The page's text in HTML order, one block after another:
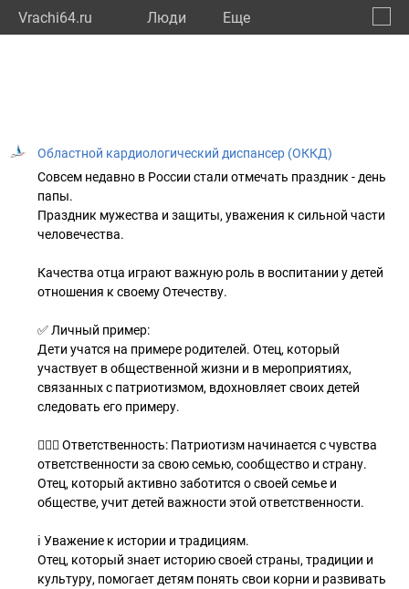
Vrachi64.ru Люди Eще
Областной кардиологический диспансер (ОККД)
Совсем недавно в России стали отмечать праздник - день
папы.
Праздник мужества и защиты, уважения к сильной части
человечества.
Качества отца играют важную роль в воспитании у детей
отношения к своему Отечеству.
✅ Личный пример:
Дети учатся на примере родителей. Отец, который
участвует в общественной жизни и в мероприятиях,
связанных с патриотизмом, вдохновляет своих детей
следовать его примеру.
🙋🏻‍♂️ Ответственность: Патриотизм начинается с чувства
ответственности за свою семью, сообщество и страну.
Отец, который активно заботится о своей семье и
обществе, учит детей важности этой ответственности.
ℹ️ Уважение к истории и традициям.
Отец, который знает историю своей страны, традиции и
культуру, помогает детям понять свои корни и развивать